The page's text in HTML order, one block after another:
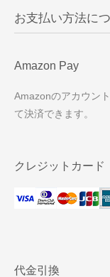
お支払い方法に
Amazon Pay
Amazonのアカウン
て決済できます。
クレジットカード
代金引換